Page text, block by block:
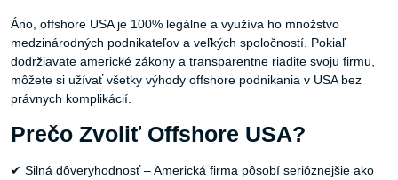
Áno, offshore USA je 100% legálne a využíva ho množstvo
medzinárodných podnikateľov a veľkých spoločností. Pokiaľ
dodržiavate americké zákony a transparentne riadite svoju firmu,
môžete si užívať všetky výhody offshore podnikania v USA bez
právnych komplikácií.
Prečo Zvoliť Offshore USA?
✔ Silná dôveryhodnosť – Americká firma pôsobí serióznejšie ako